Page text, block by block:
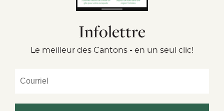
Infolettre
Le meilleur des Cantons - en un seul clic!